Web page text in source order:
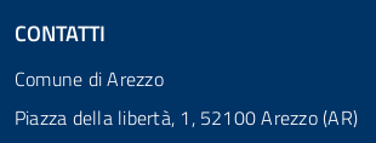
CONTATTI
Comune di Arezzo
Piazza della libertà, 1, 52100 Arezzo (AR)